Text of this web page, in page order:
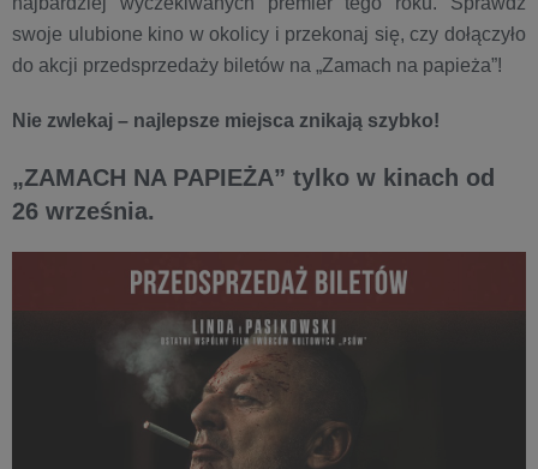
swoje ulubione kino w okolicy i przekonaj się, czy dołączyło
do akcji przedsprzedaży biletów na „Zamach na papieża”!
Nie zwlekaj – najlepsze miejsca znikają szybko!
„ZAMACH NA PAPIEŻA” tylko w kinach od
26 września.